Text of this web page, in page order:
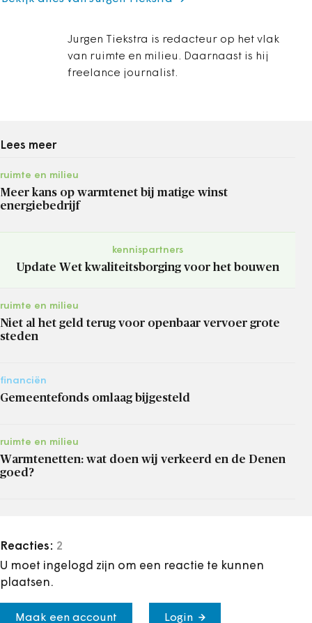
Jurgen Tiekstra is redacteur op het vlak
van ruimte en milieu. Daarnaast is hij
freelance journalist.
Lees meer
ruimte en milieu
Meer kans op warmtenet bij matige winst
energiebedrijf
kennispartners
Update Wet kwaliteitsborging voor het bouwen
ruimte en milieu
Niet al het geld terug voor openbaar vervoer grote
steden
financiën
Gemeentefonds omlaag bijgesteld
ruimte en milieu
Warmtenetten: wat doen wij verkeerd en de Denen
goed?
Reacties: 2
U moet ingelogd zijn om een reactie te kunnen
plaatsen.
Maak een account Login